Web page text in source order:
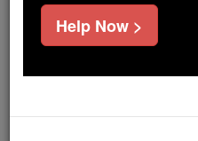
2 Chroniques ⌄
Puis Josaphat
Help Now >